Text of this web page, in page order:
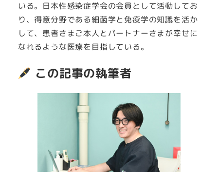
いる。日本性感染症学会の会員として活動してお
り、得意分野である細菌学と免疫学の知識を活か
して、患者さまご本人とパートナーさまが幸せに
なれるような医療を目指している。
この記事の執筆者